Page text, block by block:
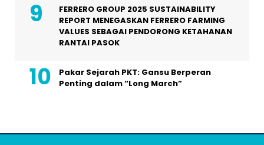
FERRERO GROUP 2025 SUSTAINABILITY
REPORT MENEGASKAN FERRERO FARMING
VALUES SEBAGAI PENDORONG KETAHANAN
RANTAI PASOK
Pakar Sejarah PKT: Gansu Berperan
Penting dalam “Long March”